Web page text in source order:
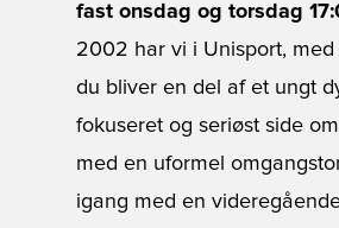
fast onsdag og torsdag
2002 har vi i Unisport,
du bliver en del af et ungt
fokuseret og seriøst side
med en uformel
igang med en